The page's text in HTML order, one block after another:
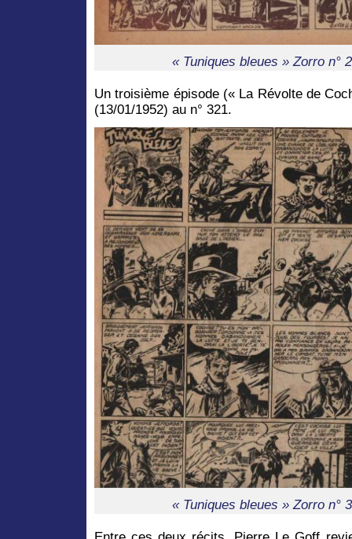
« Tuniques bleues » Zorro n°
Un troisième épisode (« La Révolte de
(13/01/1952) au n° 321.
« Tuniques bleues » Zorro n°